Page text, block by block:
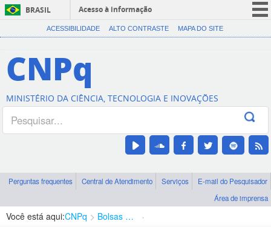
BRASIL
Acesso à informação
CORONAVÍRUS (COVID-19)
Canais
ACESSIBILIDADE ALTO CONTRASTE MAPA DO SITE
CNPq
MINISTÉRIO DA CIÊNCIA, TECNOLOGIA E INOVAÇÕES
Perguntas frequentes Central de Atendimento Serviços
E-mail do Pesquisador
Área de imprensa
Você está aqui:CNPq Bolsas e Auxílios Vigentes